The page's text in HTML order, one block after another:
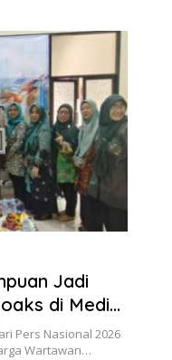
Jadi
di Media
Pers Nasional 2026
Wartawan…